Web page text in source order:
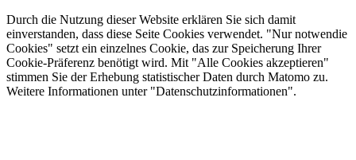
Durch die Nutzung dieser Website erklären Sie sich damit
einverstanden, dass diese Seite Cookies verwendet. "Nur notwendie
Cookies" setzt ein einzelnes Cookie, das zur Speicherung Ihrer
Cookie-Präferenz benötigt wird. Mit "Alle Cookies akzeptieren"
stimmen Sie der Erhebung statistischer Daten durch Matomo zu.
Weitere Informationen unter "Datenschutzinformationen".